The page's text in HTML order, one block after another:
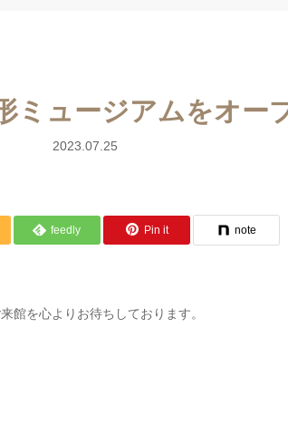
ミュージアムをオー
2023.07.25
feedly Pin it note
館を心よりお待ちしております。